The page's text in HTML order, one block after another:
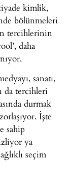
kimlik,
bölünmeleri
tercihlerinin
daha
sanatı,
da tercihleri
durmak
İşte
sahip
ya
seçim